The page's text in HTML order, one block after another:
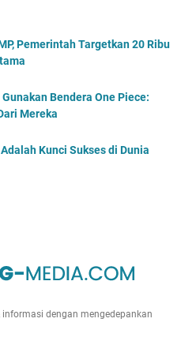
Pemerintah Targetkan 20 Ribu
Bendera One Piece:
Mereka
Kunci Sukses di Dunia
dengan mengedepankan